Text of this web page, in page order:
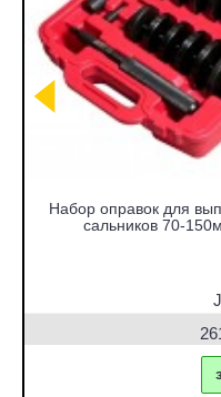
Набор оправок для
сальников 70-